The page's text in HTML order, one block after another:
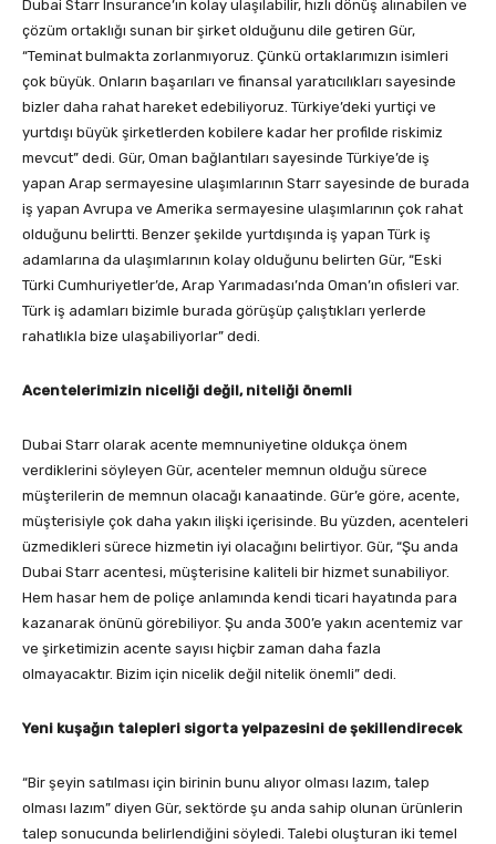
Dubai Starr Insurance’ın kolay ulaşılabilir, hızlı dönüş alınabilen ve
çözüm ortaklığı sunan bir şirket olduğunu dile getiren Gür,
“Teminat bulmakta zorlanmıyoruz. Çünkü ortaklarımızın isimleri
çok büyük. Onların başarıları ve finansal yaratıcılıkları sayesinde
bizler daha rahat hareket edebiliyoruz. Türkiye’deki yurtiçi ve
yurtdışı büyük şirketlerden kobilere kadar her profilde riskimiz
mevcut” dedi. Gür, Oman bağlantıları sayesinde Türkiye’de iş
yapan Arap sermayesine ulaşımlarının Starr sayesinde de burada
iş yapan Avrupa ve Amerika sermayesine ulaşımlarının çok rahat
olduğunu belirtti. Benzer şekilde yurtdışında iş yapan Türk iş
adamlarına da ulaşımlarının kolay olduğunu belirten Gür, “Eski
Türki Cumhuriyetler’de, Arap Yarımadası’nda Oman’ın ofisleri var.
Türk iş adamları bizimle burada görüşüp çalıştıkları yerlerde
rahatlıkla bize ulaşabiliyorlar” dedi.
Acentelerimizin niceliği değil, niteliği önemli
Dubai Starr olarak acente memnuniyetine oldukça önem
verdiklerini söyleyen Gür, acenteler memnun olduğu sürece
müşterilerin de memnun olacağı kanaatinde. Gür’e göre, acente,
müşterisiyle çok daha yakın ilişki içerisinde. Bu yüzden, acenteleri
üzmedikleri sürece hizmetin iyi olacağını belirtiyor. Gür, “Şu anda
Dubai Starr acentesi, müşterisine kaliteli bir hizmet sunabiliyor.
Hem hasar hem de poliçe anlamında kendi ticari hayatında para
kazanarak önünü görebiliyor. Şu anda 300’e yakın acentemiz var
ve şirketimizin acente sayısı hiçbir zaman daha fazla
olmayacaktır. Bizim için nicelik değil nitelik önemli” dedi.
Yeni kuşağın talepleri sigorta yelpazesini de şekillendirecek
“Bir şeyin satılması için birinin bunu alıyor olması lazım, talep
olması lazım” diyen Gür, sektörde şu anda sahip olunan ürünlerin
talep sonucunda belirlendiğini söyledi. Talebi oluşturan iki temel